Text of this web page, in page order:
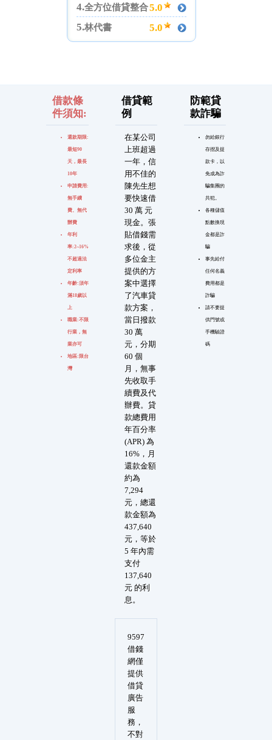
4.全方位借貸整合5.0
5.林代書 5.0
借款條
件須知:
還款期限:
最短90
天，最長
10年
申請費用:
無手續
費、無代
辦費
年利
率:2~16%
不超過法
定利率
年齡:須年
滿18歲以
上
職業:不限
行業，無
業亦可
地區:限台
灣
借貸範
例
在某公司
上班超過
一年，信
用不佳的
陳先生想
要快速借
30 萬 元
現金。張
貼借錢需
求後，從
多位金主
提供的方
案中選擇
了汽車貸
款方案，
當日撥款
30 萬
元，分期
60 個
月，無事
先收取手
續費及代
辦費。貸
款總費用
年百分率
(APR) 為
16%，月
還款金額
約為
7,294
元，總還
款金額為
437,640
元，等於
5 年內需
支付
137,640
元 的利
息。
防範貸
款詐騙
勿給銀行
存摺及提
款卡，以
免成為詐
騙集團的
共犯。
各種儲值
點數換現
金都是詐
騙
事先給付
任何名義
費用都是
詐騙
請不要提
供門號或
手機驗證
碼
9597
借錢
網僅
提供
借貸
廣告
服
務，
不對